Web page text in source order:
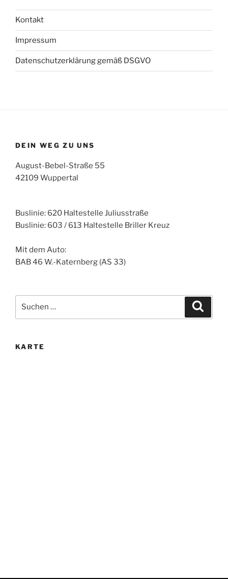
Kontakt
Impressum
Datenschutzerklärung gemäß DSGVO
DEIN WEG ZU UNS
August-Bebel-Straße 55
42109 Wuppertal
Buslinie: 620 Haltestelle Juliusstraße
Buslinie: 603 / 613 Haltestelle Briller Kreuz
Mit dem Auto:
BAB 46 W.-Katernberg (AS 33)
nach:
KARTE